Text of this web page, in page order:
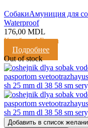
CобакиАмуниция для
Waterproof
176,00 MDL
Кешбэк:4 Балла
Подробнее
Out of stock
Добавить в список